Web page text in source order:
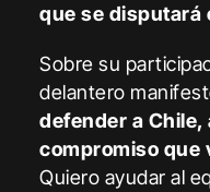
que se disputará
Sobre su
delantero
defender a
compromiso que
Quiero ayudar al